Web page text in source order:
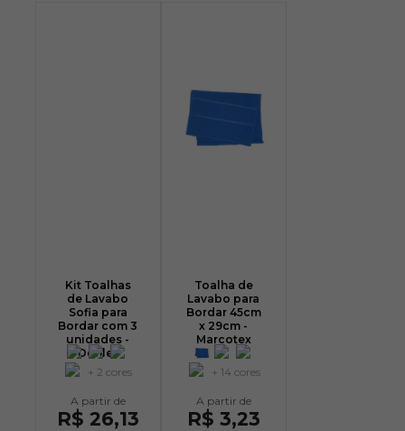
Kit Toalhas
de Lavabo
Sofia para
Bordar com 3
unidades -
Dohler
+ 2 cores
R$ 26,13
Toalha de
Lavabo para
Bordar 45cm
x 29cm -
Marcotex
+ 14 cores
R$ 3,23